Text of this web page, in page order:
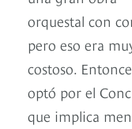
orquestal con
pero eso era
costoso.
optó por el
que implica